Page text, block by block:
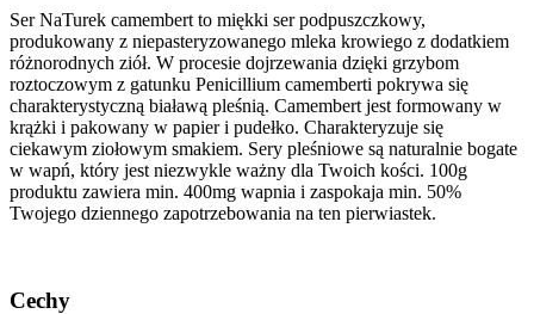
Ser NaTurek camembert to miękki ser podpuszczkowy,
produkowany z niepasteryzowanego mleka krowiego z dodatkiem
różnorodnych ziół. W procesie dojrzewania dzięki grzybom
roztoczowym z gatunku Penicillium camemberti pokrywa się
charakterystyczną białawą pleśnią. Camembert jest formowany w
krążki i pakowany w papier i pudełko. Charakteryzuje się
ciekawym ziołowym smakiem. Sery pleśniowe są naturalnie bogate
w wapń, który jest niezwykle ważny dla Twoich kości. 100g
produktu zawiera min. 400mg wapnia i zaspokaja min. 50%
Twojego dziennego zapotrzebowania na ten pierwiastek.
Cechy